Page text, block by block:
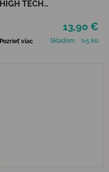
HIGH TECH
13,90 €
Pozrieť viac Skladom (>5 ks)